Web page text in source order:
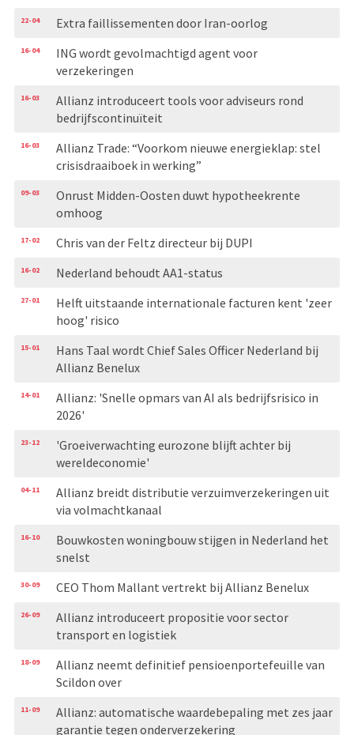
22-04 Extra faillissementen door Iran-oorlog
16-04
ING wordt gevolmachtigd agent voor
verzekeringen
16-03
Allianz introduceert tools voor adviseurs rond
bedrijfscontinuïteit
16-03
Allianz Trade: “Voorkom nieuwe energieklap: stel
crisisdraaiboek in werking”
09-03
Onrust Midden-Oosten duwt hypotheekrente
omhoog
17-02 Chris van der Feltz directeur bij DUPI
16-02 Nederland behoudt AA1-status
27-01
Helft uitstaande internationale facturen kent 'zeer
hoog' risico
15-01
Hans Taal wordt Chief Sales Officer Nederland bij
Allianz Benelux
14-01
Allianz: 'Snelle opmars van AI als bedrijfsrisico in
2026'
23-12
'Groeiverwachting eurozone blijft achter bij
wereldeconomie'
04-11
Allianz breidt distributie verzuimverzekeringen uit
via volmachtkanaal
16-10
Bouwkosten woningbouw stijgen in Nederland het
snelst
30-09 CEO Thom Mallant vertrekt bij Allianz Benelux
26-09
Allianz introduceert propositie voor sector
transport en logistiek
18-09
Allianz neemt definitief pensioenportefeuille van
Scildon over
11-09
Allianz: automatische waardebepaling met zes jaar
garantie tegen onderverzekering